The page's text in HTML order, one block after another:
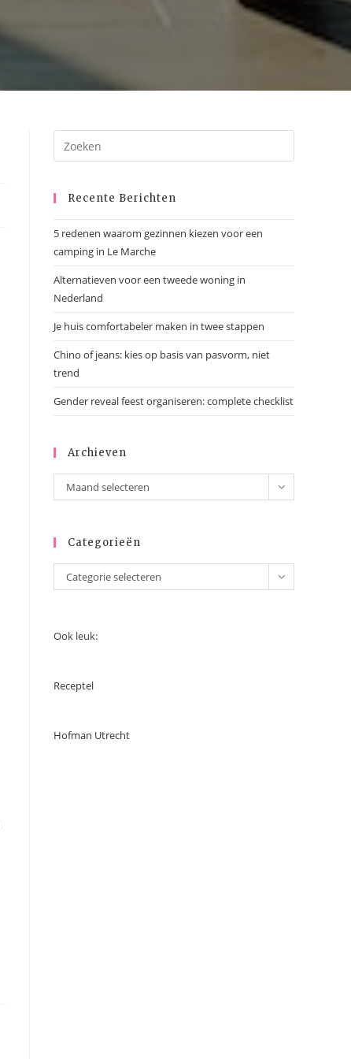
Recente Berichten
5 redenen waarom gezinnen kiezen voor een
camping in Le Marche
Alternatieven voor een tweede woning in
Nederland
Je huis comfortabeler maken in twee stappen
Chino of jeans: kies op basis van pasvorm, niet
trend
Gender reveal feest organiseren: complete checklist
Archieven
Archieven
Maand selecteren
Categorieën
Categorieën
Categorie selecteren
Ook leuk:
Receptel
Hofman Utrecht